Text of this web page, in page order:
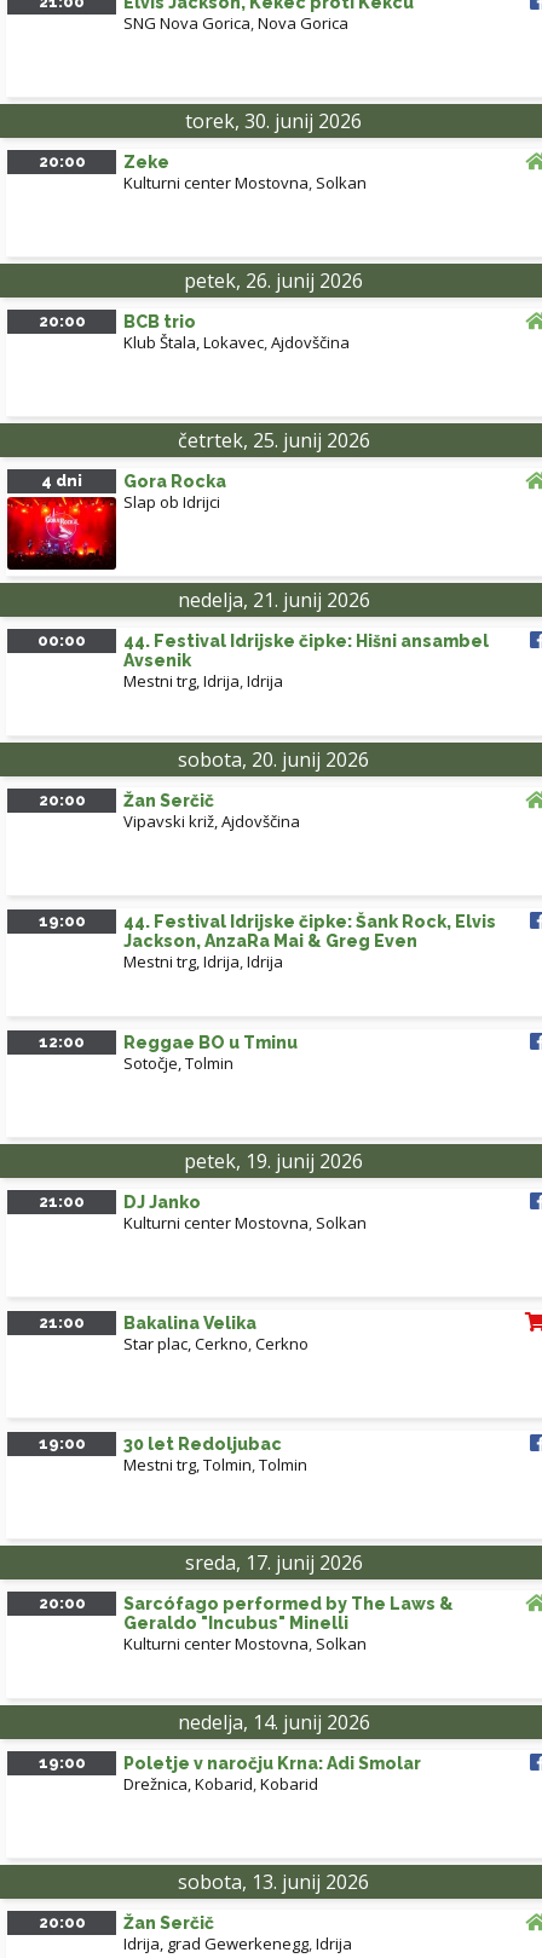
SNG Nova Gorica,Nova Gorica
torek, 30. junij 2026
20:00 Zeke
Kulturni center Mostovna, Solkan
petek, 26. junij 2026
20:00 BCB trio
Klub Štala, Lokavec,Ajdovščina
četrtek, 25. junij 2026
4 dni Gora Rocka
Slap ob Idrijci
nedelja, 21. junij 2026
00:00
44. Festival Idrijske čipke: Hišni ansambel
Avsenik
Mestni trg, Idrija,Idrija
sobota, 20. junij 2026
20:00 Žan Serčič
Vipavski križ, Ajdovščina
19:00
44. Festival Idrijske čipke: Šank Rock, Elvis
Jackson, AnzaRa Mai & Greg Even
Mestni trg, Idrija,Idrija
12:00 Reggae BO u Tminu
Sotočje, Tolmin
petek, 19. junij 2026
21:00 DJ Janko
Kulturni center Mostovna, Solkan
21:00 Bakalina Velika
Star plac, Cerkno,Cerkno
19:00 30 let Redoljubac
Mestni trg, Tolmin,Tolmin
sreda, 17. junij 2026
20:00
Sarcófago performed by The Laws &
Geraldo "Incubus" Minelli
Kulturni center Mostovna, Solkan
nedelja, 14. junij 2026
19:00 Poletje v naročju Krna: Adi Smolar
Drežnica, Kobarid,Kobarid
sobota, 13. junij 2026
20:00 Žan Serčič
Idrija, grad Gewerkenegg,Idrija